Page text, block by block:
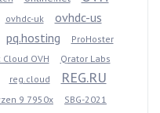
ovhdc-uk ovhdc-us
pq.hosting
ProHoster
Cloud OVH Qrator Labs
reg.cloud REG.RU
9 7950x SBG-2021